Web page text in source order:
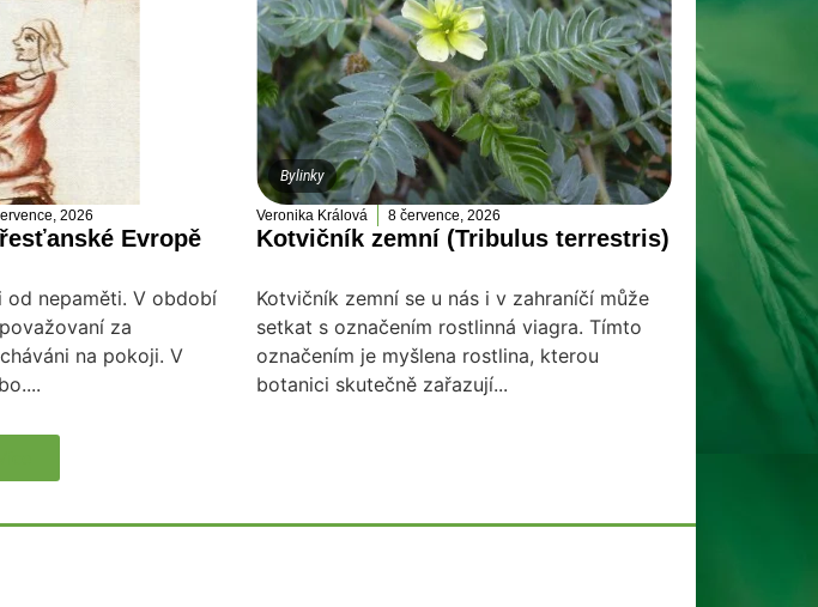
2026
Evropě
od nepaměti. V období
za
na pokoji. V
Bylinky
Veronika Králová 8 července, 2026
Kotvičník zemní (Tribulus terrestris)
Kotvičník zemní se u nás i v zahraníčí může
setkat s označením rostlinná viagra. Tímto
označením je myšlena rostlina, kterou
botanici skutečně zařazují...